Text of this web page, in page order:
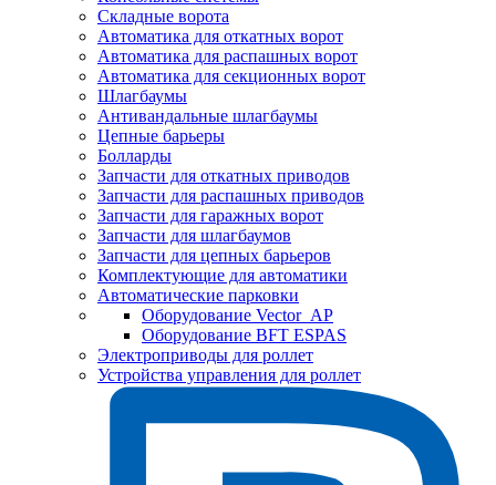
Складные ворота
Автоматика для откатных ворот
Автоматика для распашных ворот
Автоматика для секционных ворот
Шлагбаумы
Антивандальные шлагбаумы
Цепные барьеры
Болларды
Запчасти для откатных приводов
Запчасти для распашных приводов
Запчасти для гаражных ворот
Запчасти для шлагбаумов
Запчасти для цепных барьеров
Комплектующие для автоматики
Автоматические парковки
Оборудование Vector_AP
Оборудование BFT ESPAS
Электроприводы для роллет
Устройства управления для роллет